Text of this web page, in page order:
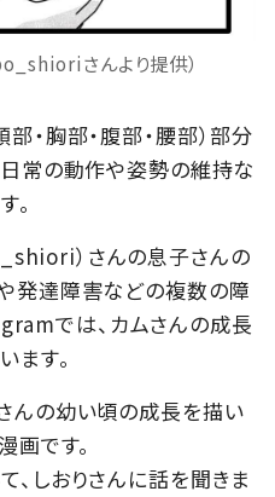
さんより提供）
・胸部・腹部・腰部）部分
日常の動作や姿勢の維持な
。
）さんの息子さんの
発達障害などの複数の障
では、カムさんの成長
ます。
んの幼い頃の成長を描い
画です。
、しおりさんに話を聞きま